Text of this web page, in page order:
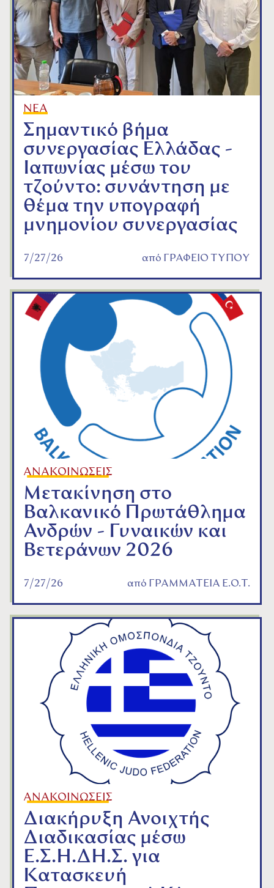
ΝΕΑ
Σημαντικό βήμα
συνεργασίας Ελλάδας -
Ιαπωνίας μέσω του
τζούντο: συνάντηση με
θέμα την υπογραφή
μνημονίου συνεργασίας
7/27/26 από ΓΡΑΦΕΙΟ ΤΥΠΟΥ
ΑΝΑΚΟΙΝΩΣΕΙΣ
Μετακίνηση στο
Βαλκανικό Πρωτάθλημα
Ανδρών - Γυναικών και
Βετεράνων 2026
7/27/26 από ΓΡΑΜΜΑΤΕΙΑ Ε.Ο.Τ.
ΑΝΑΚΟΙΝΩΣΕΙΣ
Διακήρυξη Ανοιχτής
Διαδικασίας μέσω
Ε.Σ.Η.ΔΗ.Σ. για
Κατασκευή